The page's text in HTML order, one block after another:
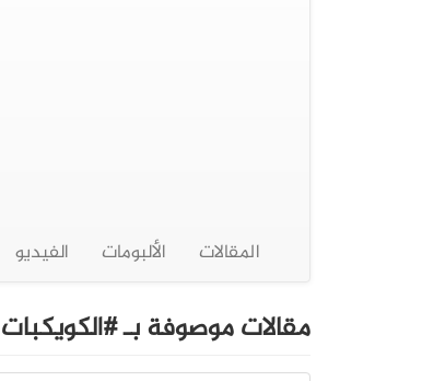
المقالات الألبومات الفيديو
مقالات موصوفة بـ #الكويكبات